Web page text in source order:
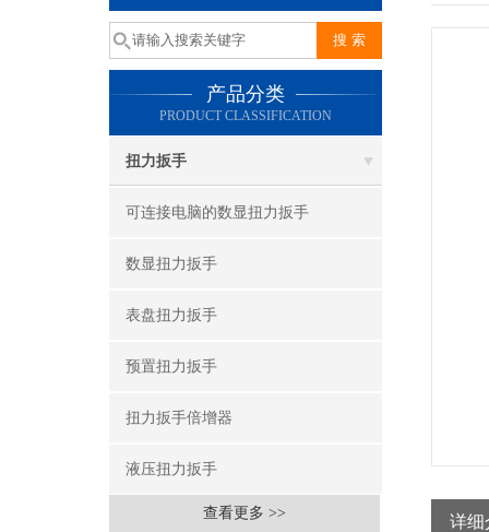
产品分类
PRODUCT CLASSIFICATION
扭力扳手
可连接电脑的数显扭力扳手
数显扭力扳手
表盘扭力扳手
预置扭力扳手
扭力扳手倍增器
液压扭力扳手
查看更多 >> 详细